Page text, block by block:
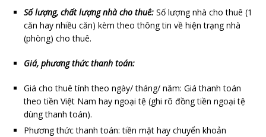
Số lượng, chất lượng nhà cho thuê: Số lượng nhà cho thuê (1
căn hay nhiều căn) kèm theo thông tin về hiện trạng nhà
(phòng) cho thuê.
Giá, phương thức thanh toán:
Giá cho thuê tính theo ngày/ tháng/ năm: Giá thanh toán
theo tiền Việt Nam hay ngoại tệ (ghi rõ đồng tiền ngoại tệ
dùng thanh toán).
Phương thức thanh toán: tiền mặt hay chuyển khoản